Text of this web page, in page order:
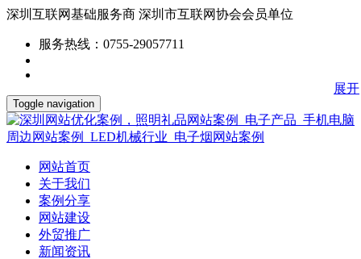
深圳互联网基础服务商 深圳市互联网协会会员单位
服务热线：0755-29057711
Toggle navigation
网站首页
关于我们
案例分享
网站建设
外贸推广
新闻资讯
展开